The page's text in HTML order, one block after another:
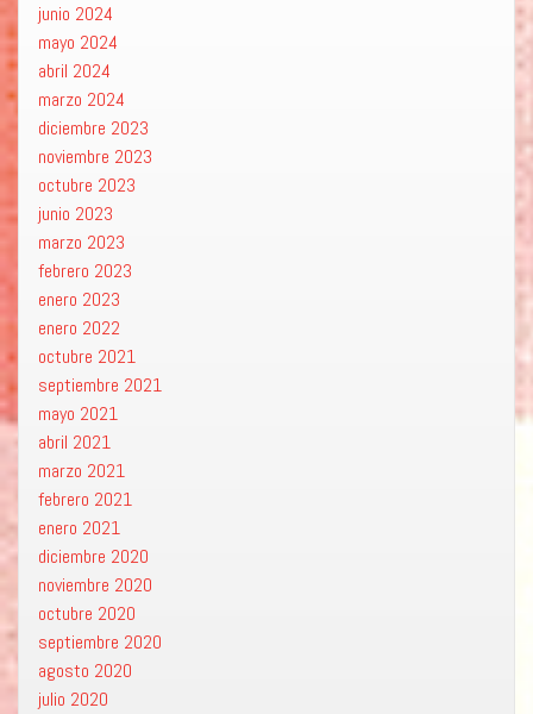
junio 2024
mayo 2024
abril 2024
marzo 2024
diciembre 2023
noviembre 2023
octubre 2023
junio 2023
marzo 2023
febrero 2023
enero 2023
enero 2022
octubre 2021
septiembre 2021
mayo 2021
abril 2021
marzo 2021
febrero 2021
enero 2021
diciembre 2020
noviembre 2020
octubre 2020
septiembre 2020
agosto 2020
julio 2020